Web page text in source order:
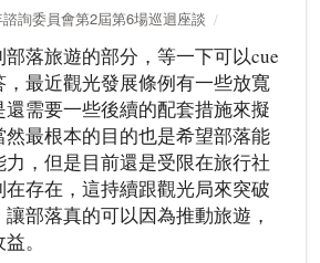
詢委員會第2屆第6場巡迴座談
落旅遊的部分，等一下可以cue
最近觀光發展條例有一些放寬
需要一些後續的配套措施來擬
最根本的目的也是希望部落能
，但是目前還是受限在旅行社
存在，這持續跟觀光局來突破
部落真的可以因為推動旅遊，
。